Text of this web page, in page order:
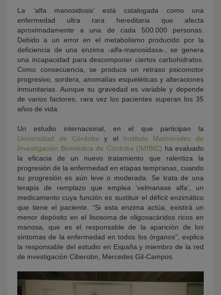
La ‘alfa manosidosis’ está catalogada como una
enfermedad ultra rara hereditaria que afecta
aproximadamente a una de cada 500.000 personas.
Debido a un error en el metabolismo producido por la
deficiencia de una enzima -alfa-manosidasa-, se genera
una incapacidad para descomponer ciertos carbohidratos.
Como consecuencia, se produce un retraso psicomotor
progresivo, sordera, anomalías esqueléticas y alteraciones
inmunitarias. Aunque su gravedad es variable y depende
de varios factores, rara vez los pacientes superan los 35
años de vida.
Un estudio internacional, en el que participan la
Universidad de Córdoba y el Instituto Maimónides de
Investigación Biomédica de Córdoba (IMIBIC) ha evaluado
la eficacia de un nuevo tratamiento que ralentiza la
progresión de la enfermedad en etapas tempranas, cuando
su progresión es aún leve o moderada. Se trata de una
terapia de remplazo que emplea ‘velmanase alfa’, un
medicamento cuya función es sustituir el déficit enzimático
que tiene el paciente. “Si esta enzima actúa, existirá un
menor depósito en el lisosoma de oligosacáridos ricos en
manosa, que es el responsable de la aparición de los
síntomas de la enfermedad en todos los órganos”, explica
la responsable del estudio en España y miembro de la red
de investigación Ciberobn, Mercedes Gil-Campos.